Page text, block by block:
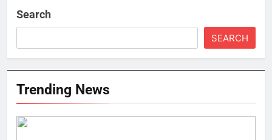
Search
SEARCH
Trending News